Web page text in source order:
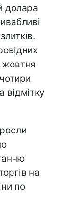
долара
жовтня
відмітку
на
по